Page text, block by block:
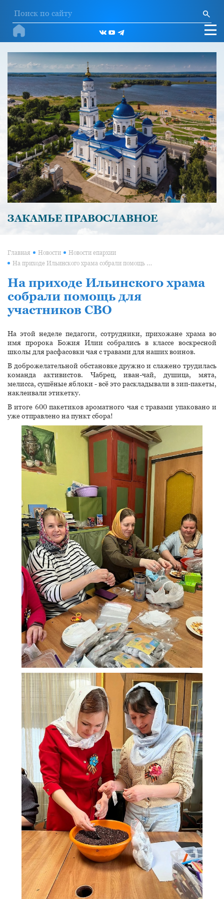
ЗАКАМЬЕ ПРАВОСЛАВНОЕ
Главная Новости Новости епархии
На приходе Ильинского храма собрали помощь для участников СВО
На приходе Ильинского храма
собрали помощь для
участников СВО
На этой неделе педагоги, сотрудники, прихожане храма во
имя пророка Божия Илии собрались в классе воскресной
школы для расфасовки чая с травами для наших воинов.
В доброжелательной обстановке дружно и слажено трудилась
команда активистов. Чабрец, иван-чай, душица, мята,
мелисса, сушёные яблоки - всё это раскладывали в зип-пакеты,
наклеивали этикетку.
В итоге 600 пакетиков ароматного чая с травами упаковано и
уже отправлено на пункт сбора!